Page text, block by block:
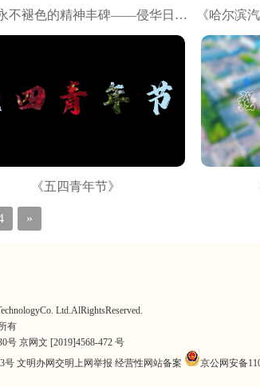
《追寻永不褪色的精神丰碑——侵华日军虎头要塞博物馆》 《哈尔滨
《五四青年节》
»
Ltd.AlRightsReserved.
有
号 京网文 [2019]4568-472 号
文明办网交明上网举报 经营性网站备案
京公网安备